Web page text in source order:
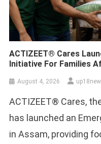
ACTIZEET® Cares
Initiative For Families
August 4, 2026
ACTIZEET® Cares,
has launched an
in Assam, providing